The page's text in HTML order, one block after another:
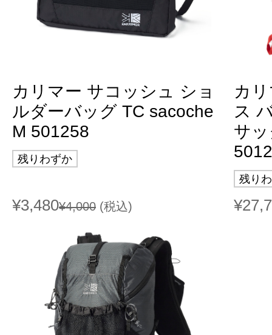
カリマー サコッシュ ショ
ルダーバッグ TC sacoche
M 501258
残りわずか
¥3,480¥4,000 (税込)
カ
ス
サ
残り